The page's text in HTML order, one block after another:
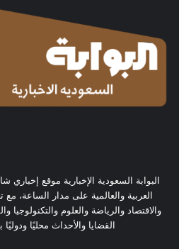
البوابة السعودية الإخبارية موقع
العربية والعالمية على مدار الساعة، مع
والاقتصاد والرياضة والعلوم والتكنولوجيا
القضايا والأحداث محليًا